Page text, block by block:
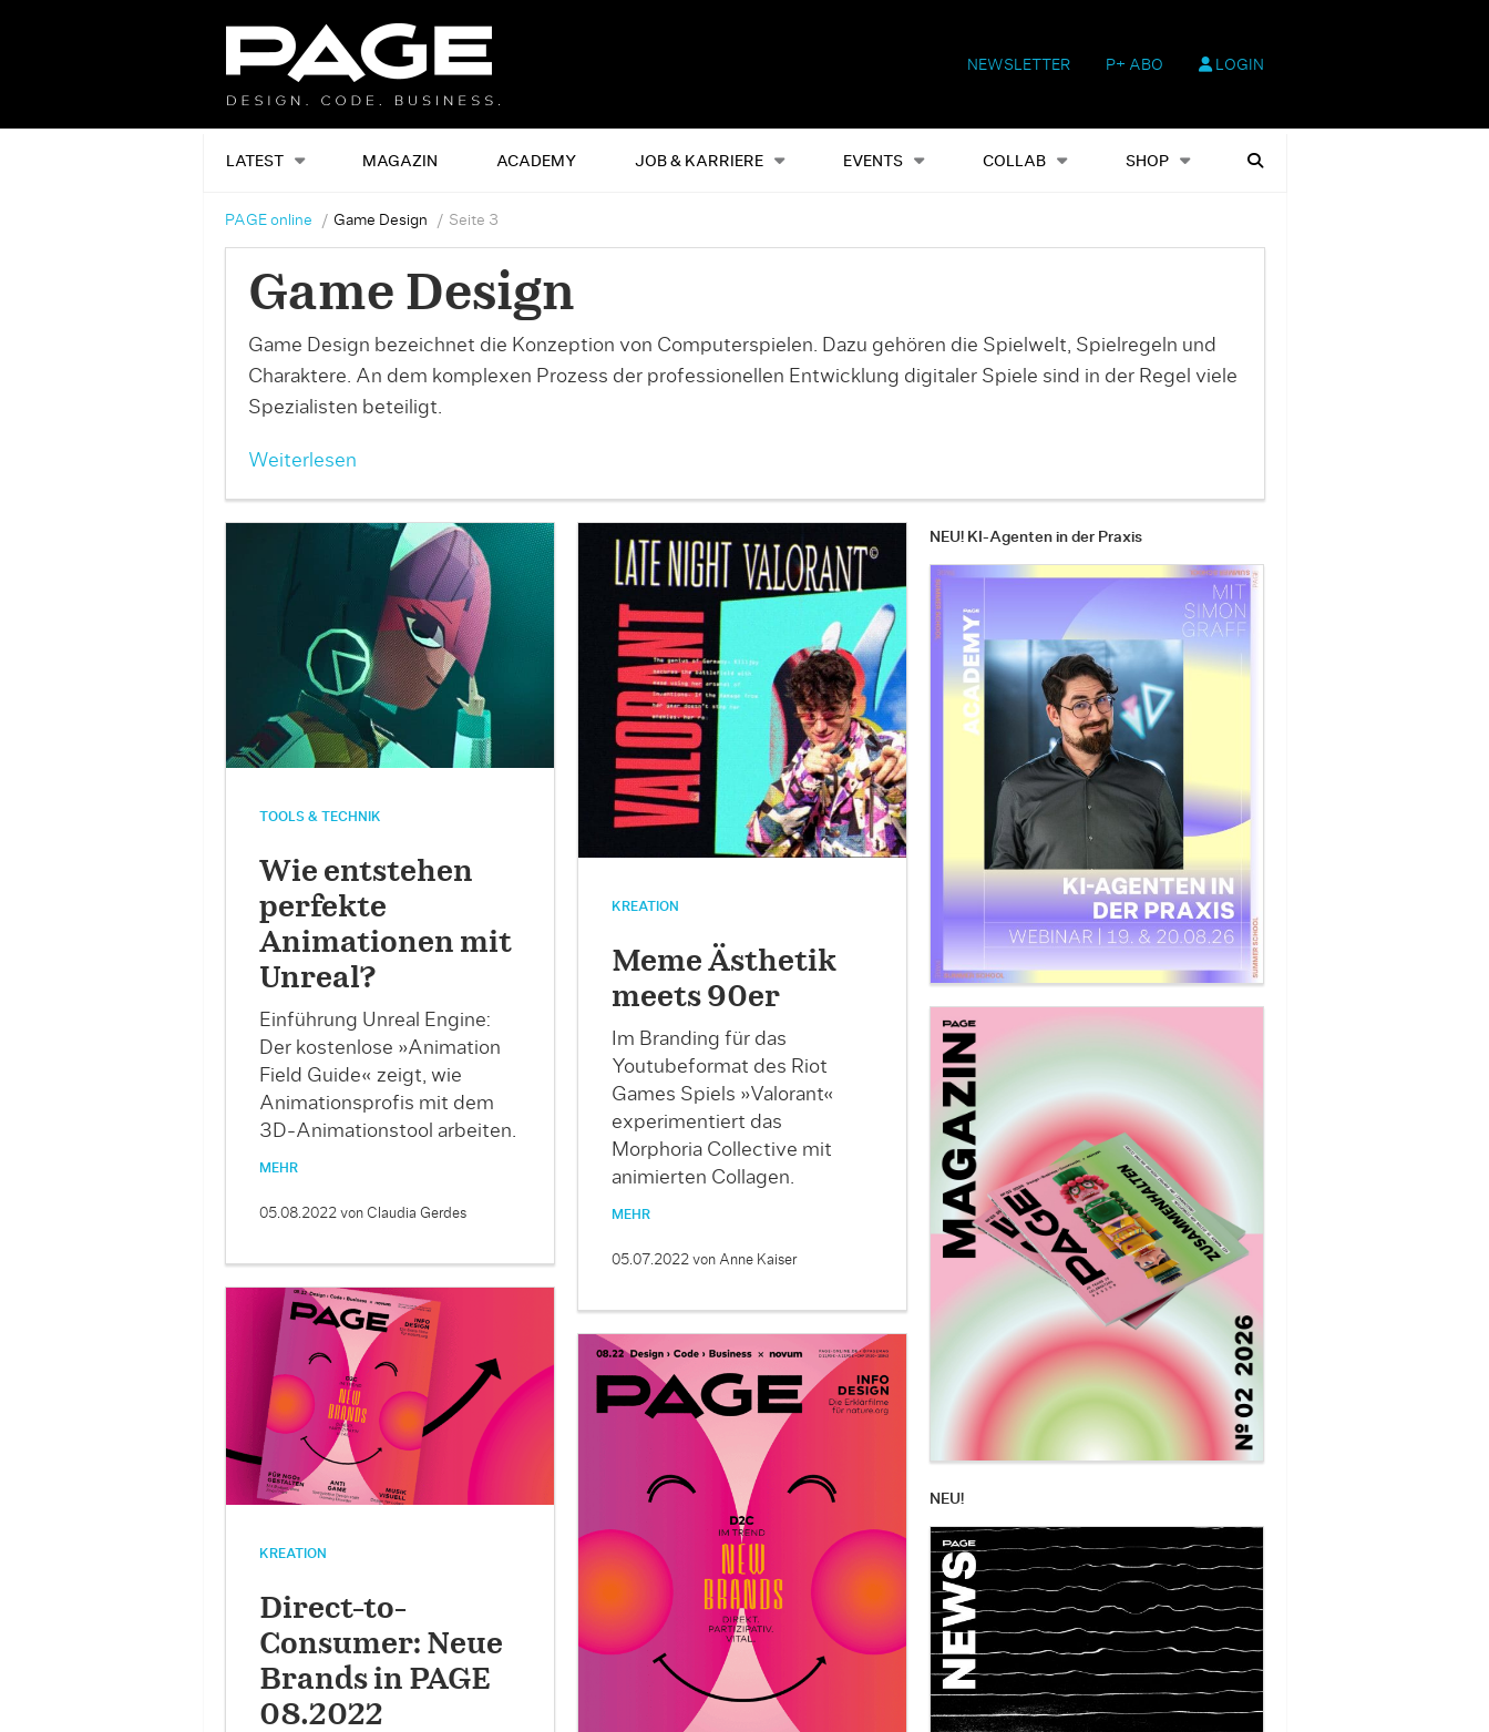
NEWSLETTER P+ ABO LOGIN
LATEST MAGAZIN ACADEMY JOB & KARRIERE EVENTS COLLAB SHOP
Alles Events Shop Heftausgaben Suchen
PAGE online Game Design Seite 3
Game Design
Game Design bezeichnet die Konzeption von Computerspielen. Dazu gehören die Spielwelt, Spielregeln und
Charaktere. An dem komplexen Prozess der professionellen Entwicklung digitaler Spiele sind in der Regel viele
Spezialisten beteiligt.
Weiterlesen
TOOLS & TECHNIK
Wie entstehen
perfekte
Animationen mit
Unreal?
Einführung Unreal Engine:
Der kostenlose »Animation
Field Guide« zeigt, wie
Animationsprofis mit dem
3D-Animationstool arbeiten.
MEHR
05.08.2022 von Claudia Gerdes
KREATION
Direct-to-
Consumer: Neue
Brands in PAGE
08.2022
KREATION
Meme Ästhetik
meets 90er
Im Branding für das
Youtubeformat des Riot
Games Spiels »Valorant«
experimentiert das
Morphoria Collective mit
animierten Collagen.
MEHR
05.07.2022 von Anne Kaiser
NEU! KI-Agenten in der Praxis
NEU!